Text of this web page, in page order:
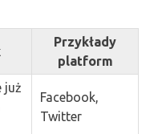
Przykłady
platform
już
Facebook,
Twitter